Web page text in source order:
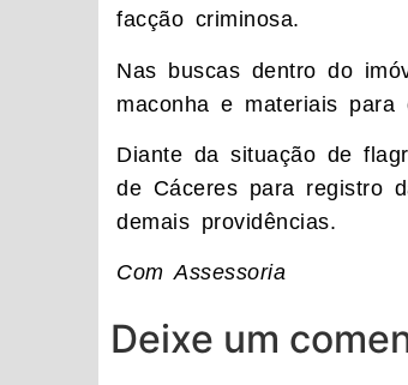
facção criminosa.
Nas buscas dentro do
maconha e materiais para
Diante da situação de
de Cáceres para registro
demais providências.
Com Assessoria
Deixe um